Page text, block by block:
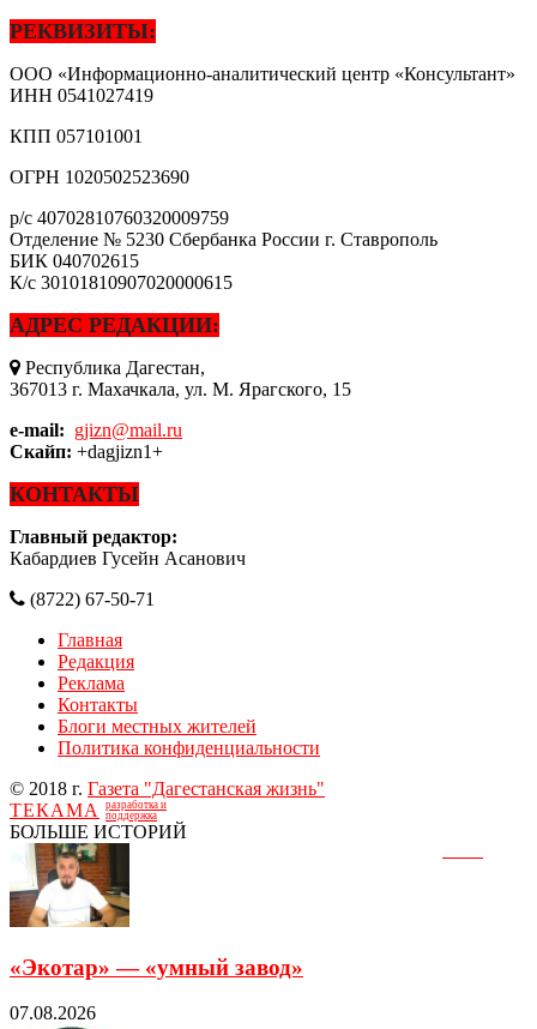
РЕКВИЗИТЫ:
ООО «Информационно-аналитический центр «Консультант»
ИНН 0541027419
КПП 057101001
ОГРН 1020502523690
р/с 40702810760320009759
Отделение № 5230 Сбербанка России г. Ставрополь
БИК 040702615
К/с 30101810907020000615
АДРЕС РЕДАКЦИИ:
Республика Дагестан,
367013 г. Махачкала, ул. М. Ярагского, 15
e-mail: gjizn@mail.ru
Скайп: +dagjizn1+
КОНТАКТЫ
Главный редактор:
Кабардиев Гусейн Асанович
(8722) 67-50-71
Главная
Редакция
Реклама
Контакты
Блоги местных жителей
Политика конфиденциальности
© 2018 г. Газета "Дагестанская жизнь"
ТЕКАМА
разработка и
поддержка
БОЛЬШЕ ИСТОРИЙ
«Экотар» — «умный завод»
07.08.2026